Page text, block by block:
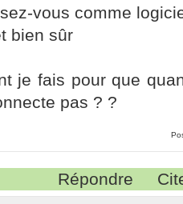
vous comme
bien sûr
je fais pour que
pas ? ?
Répondre